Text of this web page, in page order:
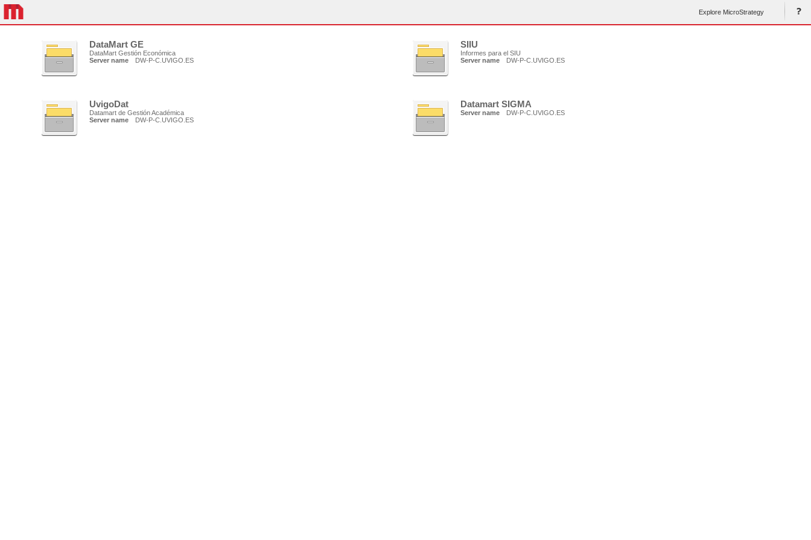
Explore MicroStrategy
DataMart GE
DataMart Gestión Económica
Server name
DW-P-C.UVIGO.ES
SIIU
Informes para el SIU
Server name
DW-P-C.UVIGO.ES
UvigoDat
Datamart de Gestión Académica
Server name
DW-P-C.UVIGO.ES
Datamart SIGMA
Server name DW-P-C.UVIGO.ES